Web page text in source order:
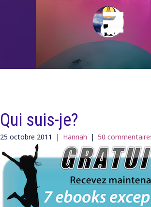
Qui suis-je?
25 octobre 2011 | Hannah | 50